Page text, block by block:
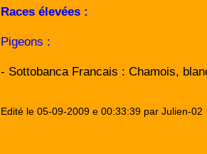
Races élevées :
Pigeons :
- Sottobanca Francais : Chamois,
Edité le 05-09-2009 e 00:33:39 par Julien-02